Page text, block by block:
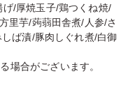
/厚焼玉子/鶏つくね焼/
里芋/蒟蒻田舎煮/人参/さ
ば漬/豚肉しぐれ煮/白御
場合がございます。